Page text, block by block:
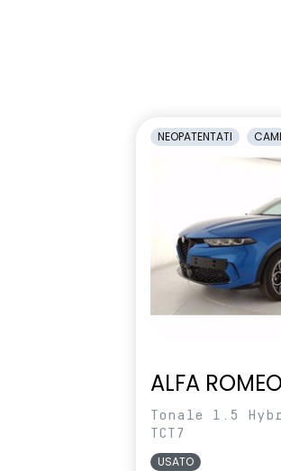
NEOPATENTATI
ALFA
Tonale 1.5
TCT7
USATO